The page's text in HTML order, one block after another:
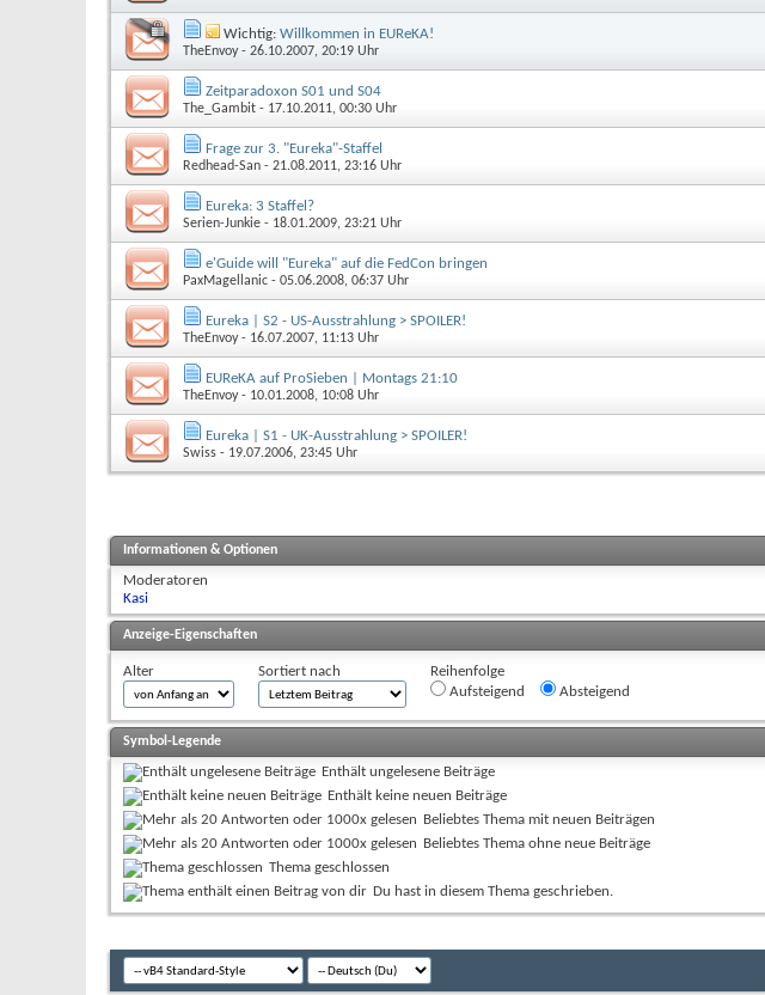
Wichtig: Willkommen in EUReKA!
TheEnvoy- 26.10.2007, 20:19 Uhr
Zeitparadoxon S01 und S04
The_Gambit - 17.10.2011, 00:30 Uhr
Frage zur 3. "Eureka"-Staffel
Redhead-San - 21.08.2011, 23:16 Uhr
Eureka: 3 Staffel?
Serien-Junkie - 18.01.2009, 23:21 Uhr
e'Guide will "Eureka" auf die FedCon bringen
PaxMagellanic - 05.06.2008, 06:37 Uhr
Eureka | S2 - US-Ausstrahlung > SPOILER!
TheEnvoy- 16.07.2007, 11:13 Uhr
EUReKA auf ProSieben | Montags 21:10
TheEnvoy- 10.01.2008, 10:08 Uhr
Eureka | S1 - UK-Ausstrahlung > SPOILER!
Swiss - 19.07.2006, 23:45 Uhr
Informationen & Optionen
Moderatoren
Kasi
Anzeige-Eigenschaften
Alter Sortiert nach
Reihenfolge
Aufsteigend
Absteigend
Symbol-Legende
Enthält ungelesene Beiträge
Enthält keine neuen Beiträge
Beliebtes Thema mit neuen Beiträgen
Beliebtes Thema ohne neue Beiträge
Thema geschlossen
Du hast in diesem Thema geschrieben.